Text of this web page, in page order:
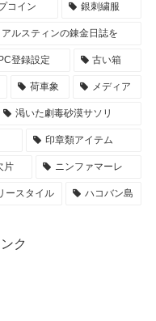
コイン 銀刺繍服
アルスティンの錬金日誌を
PC登録設定 古い箱
荷車象 メディア
渇いた劇毒砂漠サソリ
印章類アイテム
片 ニンファマーレ
ースタイル ハコバン島
ク